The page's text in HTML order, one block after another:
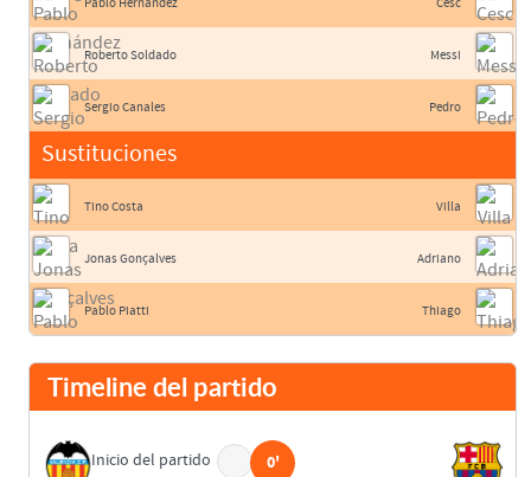
Roberto Soldado
Sergio Canales
Sustituciones
Tino Costa
Jonas Gonçalves
Pablo Piatti
Messi
Pedro
Villa
Adriano
Thiago
Timeline del partido
Inicio del partido 0'